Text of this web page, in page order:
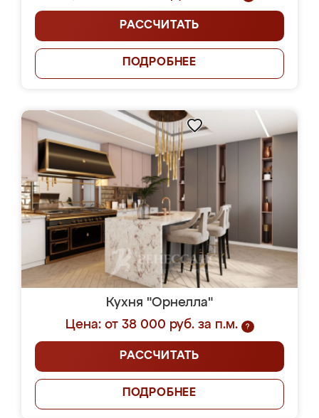
РАССЧИТАТЬ
ПОДРОБНЕЕ
Кухня "Орнелла"
Цена: от 38 000 руб. за п.м.
?
РАССЧИТАТЬ
ПОДРОБНЕЕ